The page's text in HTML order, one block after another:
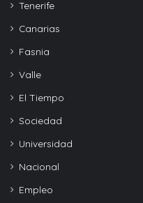
Tenerife
Canarias
Fasnia
Valle
El Tiempo
Sociedad
Universidad
Nacional
Empleo